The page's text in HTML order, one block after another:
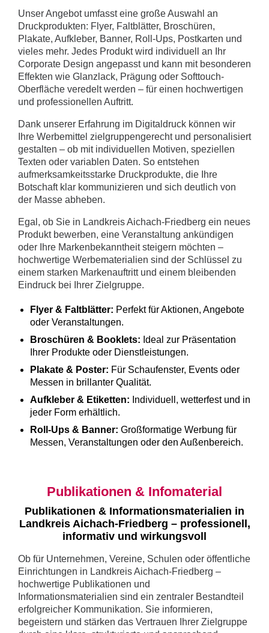
Unser Angebot umfasst eine große Auswahl an
Druckprodukten: Flyer, Faltblätter, Broschüren,
Plakate, Aufkleber, Banner, Roll-Ups, Postkarten und
vieles mehr. Jedes Produkt wird individuell an Ihr
Corporate Design angepasst und kann mit besonderen
Effekten wie Glanzlack, Prägung oder Softtouch-
Oberfläche veredelt werden – für einen hochwertigen
und professionellen Auftritt.
Dank unserer Erfahrung im Digitaldruck können wir
Ihre Werbemittel zielgruppengerecht und personalisiert
gestalten – ob mit individuellen Motiven, speziellen
Texten oder variablen Daten. So entstehen
aufmerksamkeitsstarke Druckprodukte, die Ihre
Botschaft klar kommunizieren und sich deutlich von
der Masse abheben.
Egal, ob Sie in Landkreis Aichach-Friedberg ein neues
Produkt bewerben, eine Veranstaltung ankündigen
oder Ihre Markenbekanntheit steigern möchten –
hochwertige Werbematerialien sind der Schlüssel zu
einem starken Markenauftritt und einem bleibenden
Eindruck bei Ihrer Zielgruppe.
Flyer & Faltblätter: Perfekt für Aktionen, Angebote
oder Veranstaltungen.
Broschüren & Booklets: Ideal zur Präsentation
Ihrer Produkte oder Dienstleistungen.
Plakate & Poster: Für Schaufenster, Events oder
Messen in brillanter Qualität.
Aufkleber & Etiketten: Individuell, wetterfest und in
jeder Form erhältlich.
Roll-Ups & Banner: Großformatige Werbung für
Messen, Veranstaltungen oder den Außenbereich.
Publikationen & Infomaterial
Publikationen & Informationsmaterialien in
Landkreis Aichach-Friedberg – professionell,
informativ und wirkungsvoll
Ob für Unternehmen, Vereine, Schulen oder öffentliche
Einrichtungen in Landkreis Aichach-Friedberg –
hochwertige Publikationen und
Informationsmaterialien sind ein zentraler Bestandteil
erfolgreicher Kommunikation. Sie informieren,
begeistern und stärken das Vertrauen Ihrer Zielgruppe